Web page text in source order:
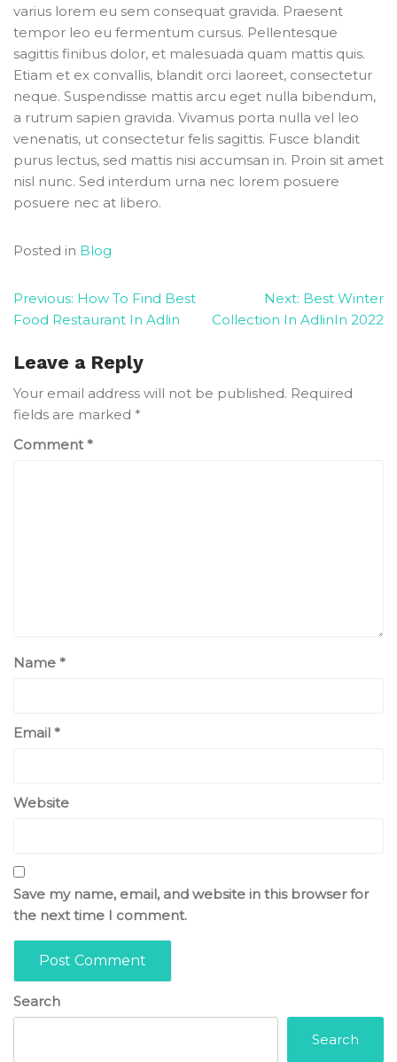
varius lorem eu sem consequat gravida. Praesent
tempor leo eu fermentum cursus. Pellentesque
sagittis finibus dolor, et malesuada quam mattis quis.
Etiam et ex convallis, blandit orci laoreet, consectetur
neque. Suspendisse mattis arcu eget nulla bibendum,
a rutrum sapien gravida. Vivamus porta nulla vel leo
venenatis, ut consectetur felis sagittis. Fusce blandit
purus lectus, sed mattis nisi accumsan in. Proin sit amet
nisl nunc. Sed interdum urna nec lorem posuere
posuere nec at libero.
Posted in Blog
Post
navigation
Previous: How To Find Best
Food Restaurant In Adlin
Next: Best Winter
Collection In AdlinIn 2022
Leave a Reply
Your email address will not be published. Required
fields are marked *
Comment*
Name *
Email *
Website
Save my name, email, and website in this browser for
the next time I comment.
Search
Search